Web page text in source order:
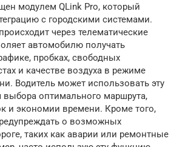
модулем QLink Pro, который
с городскими системами.
через телематические
автомобилю получать
пробках, свободных
и качестве воздуха в режиме
Водитель может использовать эту
оптимального маршрута,
и экономии времени. Кроме того,
о возможных
таких как аварии или ремонтные